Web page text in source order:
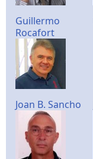
Guillermo
Rocafort
Joan B. Sancho